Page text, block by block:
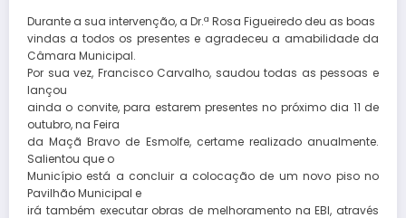
Durante a sua intervenção, a Dr.ª Rosa Figueiredo deu as boas
vindas a todos os presentes e agradeceu a amabilidade da
Câmara Municipal.
Por sua vez, Francisco Carvalho, saudou todas as pessoas e
lançou
ainda o convite, para estarem presentes no próximo dia 11 de
outubro, na Feira
da Maçã Bravo de Esmolfe, certame realizado anualmente.
Salientou que o
Município está a concluir a colocação de um novo piso no
Pavilhão Municipal e
irá também executar obras de melhoramento na EBI, através